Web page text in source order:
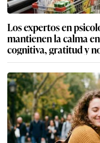
Los expertos en
mantienen la calma
cognitiva, gratitud y